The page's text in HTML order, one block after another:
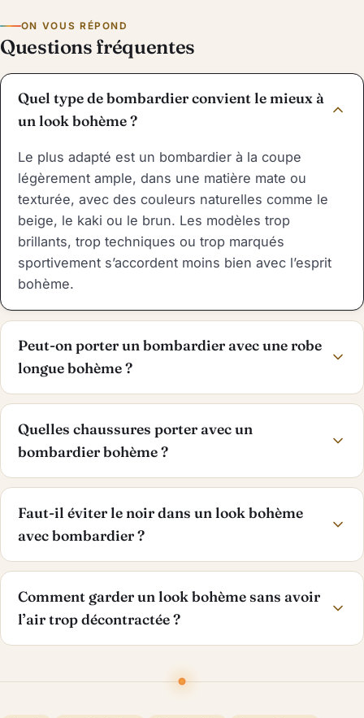
ON VOUS RÉPOND
Questions fréquentes
Quel type de bombardier convient le mieux à
un look bohème ?
Le plus adapté est un bombardier à la coupe
légèrement ample, dans une matière mate ou
texturée, avec des couleurs naturelles comme le
beige, le kaki ou le brun. Les modèles trop
brillants, trop techniques ou trop marqués
sportivement s’accordent moins bien avec l’esprit
bohème.
Peut-on porter un bombardier avec une robe
longue bohème ?
Quelles chaussures porter avec un
bombardier bohème ?
Faut-il éviter le noir dans un look bohème
avec bombardier ?
Comment garder un look bohème sans avoir
l’air trop décontractée ?